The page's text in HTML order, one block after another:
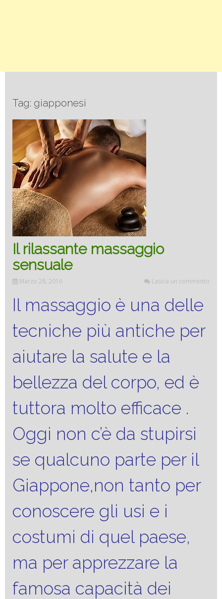
Tag: giapponesi
Il rilassante massaggio
sensuale
Marzo 28, 2016 Lascia un commento
Il massaggio è una delle
tecniche più antiche per
aiutare la salute e la
bellezza del corpo, ed è
tuttora molto efficace .
Oggi non c’è da stupirsi
se qualcuno parte per il
Giappone,non tanto per
conoscere gli usi e i
costumi di quel paese,
ma per apprezzare la
famosa capacità dei